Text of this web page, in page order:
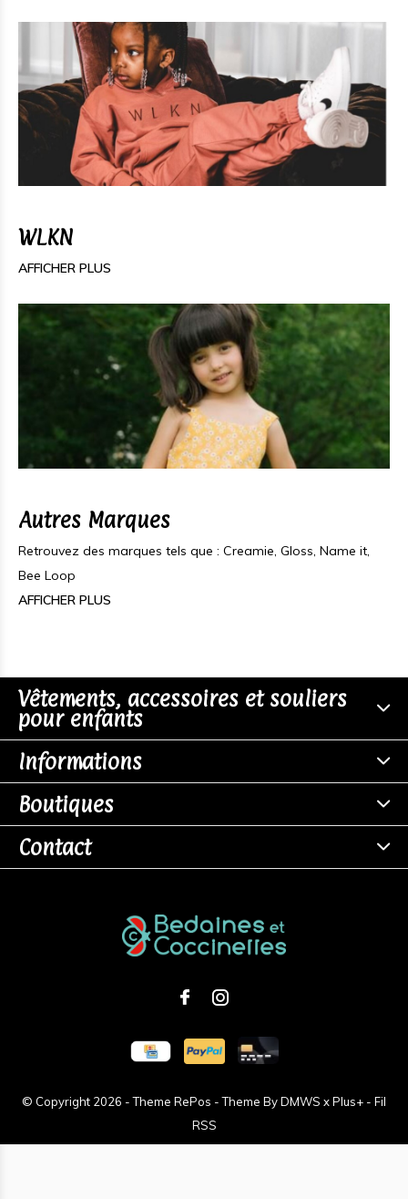
WLKN
AFFICHER PLUS
Autres Marques
Retrouvez des marques tels que : Creamie, Gloss, Name it,
Bee Loop
AFFICHER PLUS
Vêtements, accessoires et souliers
pour enfants
Informations
Boutiques
Contact
© Copyright 2026 - Theme RePos - Theme ByDMWS xPlus+ - Fil
RSS